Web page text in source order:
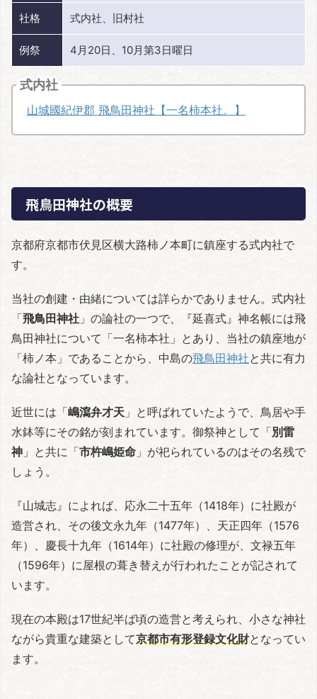
社格 式内社、旧村社
例祭 4月20日、10月第3日曜日
式内社
山城國紀伊郡 飛鳥田神社【一名柿本社。】
飛鳥田神社の概要
京都府京都市伏見区横大路柿ノ本町に鎮座する式内社で
す。
当社の創建・由緒については詳らかでありません。式内社
「飛鳥田神社 」の論社の一つで、『延喜式』神名帳には飛
鳥田神社について「一名柿本社」とあり、当社の鎮座地が
「柿ノ本」であることから、中島の飛鳥田神社と共に有力
な論社となっています。
近世には「嶋瀉弁才天 」と呼ばれていたようで、鳥居や手
水鉢等にその銘が刻まれています。御祭神として「別雷
神 」と共に「市杵嶋姫命 」が祀られているのはその名残で
しょう。
『山城志』によれば、応永二十五年（1418年）に社殿が
造営され、その後文永九年（1477年）、天正四年（1576
年）、慶長十九年（1614年）に社殿の修理が、文禄五年
（1596年）に屋根の葺き替えが行われたことが記されて
います。
現在の本殿は17世紀半ば頃の造営と考えられ、小さな神社
ながら貴重な建築として京都市有形登録文化財となってい
ます。